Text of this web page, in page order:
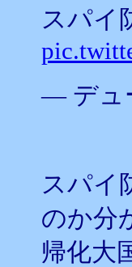
スパイ
— デュ
スパイ
のか分
帰化大